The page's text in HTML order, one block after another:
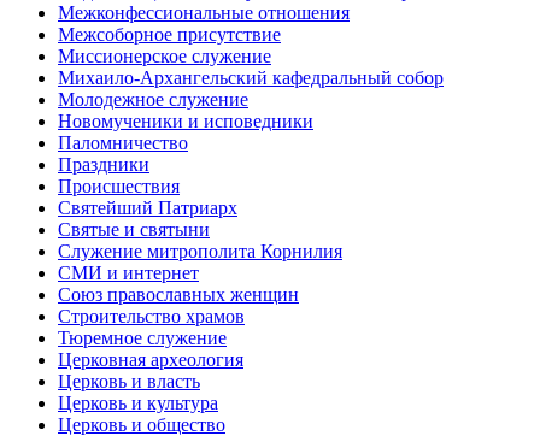
Межконфессиональные отношения
Межсоборное присутствие
Миссионерское служение
Михаило-Архангельский кафедральный собор
Молодежное служение
Новомученики и исповедники
Паломничество
Праздники
Происшествия
Святейший Патриарх
Святые и святыни
Служение митрополита Корнилия
СМИ и интернет
Союз православных женщин
Строительство храмов
Тюремное служение
Церковная археология
Церковь и власть
Церковь и культура
Церковь и общество